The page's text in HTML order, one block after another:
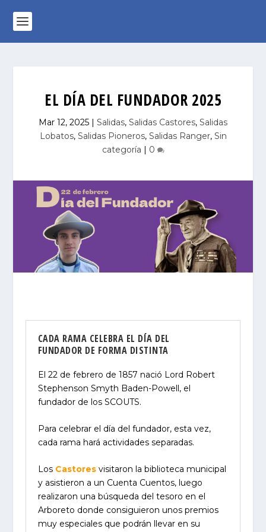
EL DÍA DEL FUNDADOR 2025
Mar 12, 2025 | Salidas, Salidas Castores, Salidas
Lobatos, Salidas Pioneros, Salidas Ranger, Sin
categoría | 0
CADA RAMA CELEBRA EL DÍA DEL
FUNDADOR DE FORMA DISTINTA
El 22 de febrero de 1857 nació Lord Robert
Stephenson Smyth Baden-Powell, el
fundador de los SCOUTS.
Para celebrar el día del fundador, esta vez,
cada rama hará actividades separadas.
Los Castoresvisitaron la biblioteca municipal
y asistieron a un Cuenta Cuentos, luego
realizaron una búsqueda del tesoro en el
Arboreto donde consiguieron unos premios
muy especiales que podrán llevar en su